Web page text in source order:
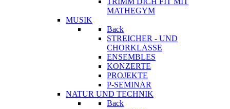
MATHEGYM
MUSIK
Back
STREICHER - UND
CHORKLASSE
ENSEMBLES
KONZERTE
PROJEKTE
P-SEMINAR
NATUR UND TECHNIK
Back